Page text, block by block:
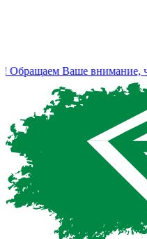
Ваше внимание,